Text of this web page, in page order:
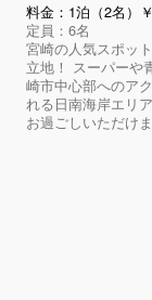
料金：1泊（2名）
定員：6名
宮崎の人気スポッ
立地！ スーパーや
崎市中心部へのア
れる日南海岸エリ
お過ごしいただけ